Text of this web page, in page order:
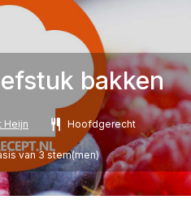
bakken
Heijn Hoofdgerecht
van3stem(men)